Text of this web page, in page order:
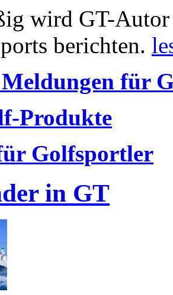
wird GT-
berichten.
für
Produkte
Golfsportler
in GT